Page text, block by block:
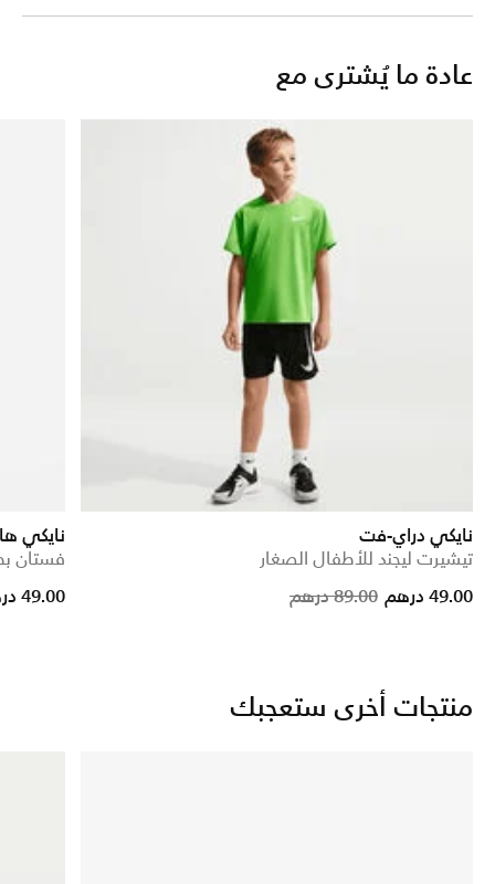
عادة ما يُشترى مع
نايكي دراي-فت
تيشيرت ليجند للأطفال الصغار
Price 89.00 درهم to
49.00 درهم
نايكي
فستان
reduced from
to
49.00 درهم
منتجات أخرى ستعجبك